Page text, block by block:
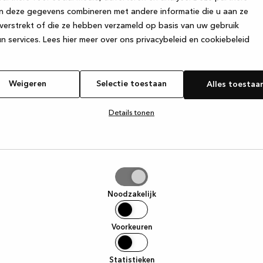
deze gegevens combineren met andere informatie die u aan ze
of die ze hebben verzameld op basis van uw gebruik
services. Lees hier meer over ons privacybeleid en cookiebeleid
Weigeren Selectie toestaan Alles
Details tonen
Noodzakelijk
Voorkeuren
Statistieken
has occurred while loadingwww.kvik.nl (see the